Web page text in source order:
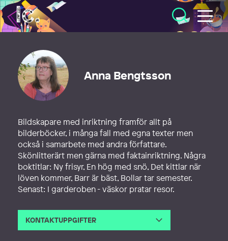
Illustratörcentrum
Anna Bengtsson
Bildskapare med inriktning framför allt på
bilderböcker, i många fall med egna texter men
också i samarbete med andra författare.
Skönlitterärt men gärna med faktainriktning. Några
boktitlar: Ny frisyr, En hög med snö, Det kittlar när
löven kommer, Barr är bäst, Bollar tar semester.
Senast: I garderoben - väskor pratar resor.
KONTAKTUPPGIFTER